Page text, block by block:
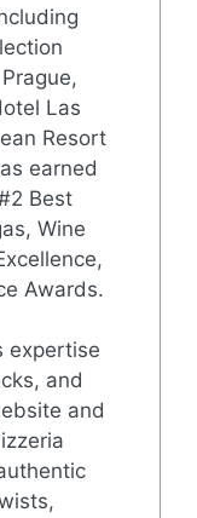
Las
Resort
earned
Best
Wine
Awards.
expertise
and
and